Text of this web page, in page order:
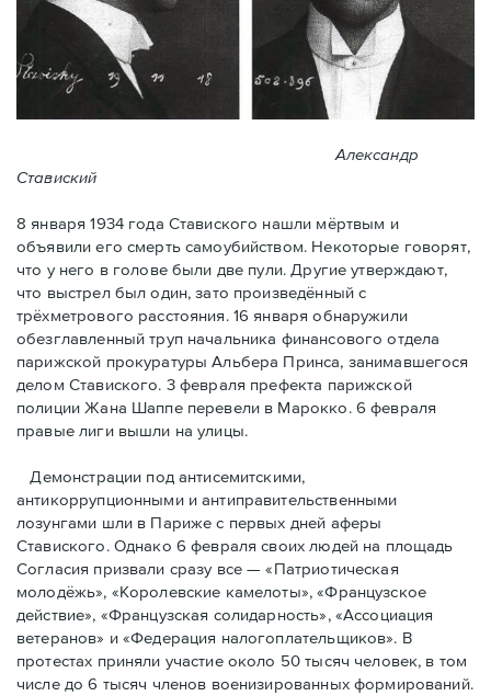
Александр
Ставиский
8 января 1934 года Ставиского нашли мёртвым и
объявили его смерть самоубийством. Некоторые говорят,
что у него в голове были две пули. Другие утверждают,
что выстрел был один, зато произведённый с
трёхметровoго расстояния. 16 января обнаружили
обезглавленный труп начальника финансового отдела
парижской прокуратуры Альбера Принса, занимавшегося
делом Cтавиского. 3 февраля префекта парижской
полиции Жана Шаппе перевели в Марокко. 6 февраля
правые лиги вышли на улицы.
Демонстрации под антисемитскими,
антикоррупционными и антиправительственными
лозунгами шли в Париже с первых дней аферы
Ставиского. Однако 6 февраля своих людей на площадь
Согласия призвали сразу все — «Патриотическая
молодёжь», «Королевские камелоты», «Французское
действие», «Французская солидарность», «Ассоциация
ветеранов» и «Федерация налогоплательщиков». В
протестах приняли участие около 50 тысяч человек, в том
числе до 6 тысяч членов военизированных формирований.